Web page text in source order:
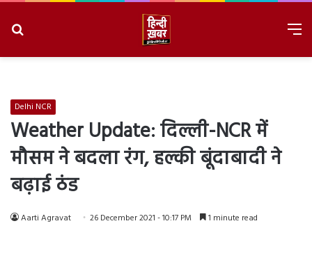
Delhi NCR
Weather Update: दिल्ली-NCR में
मौसम ने बदला रंग, हल्की बूंदाबादी ने
बढ़ाई ठंड
Aarti Agravat 26 December 2021 - 10:17 PM 1 minute read